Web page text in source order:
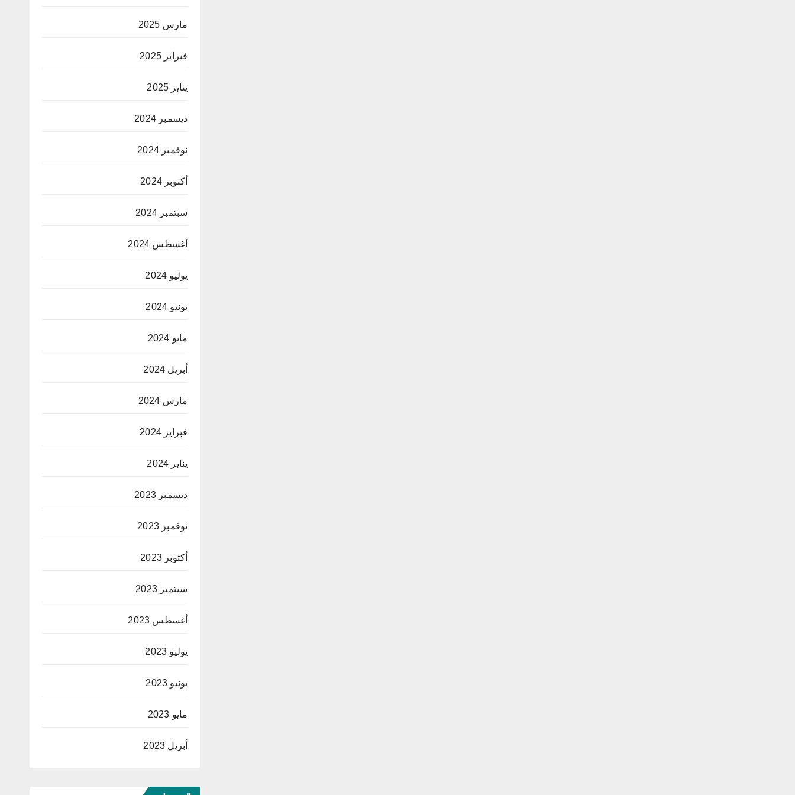
مارس 2025
فبراير 2025
يناير 2025
ديسمبر 2024
نوفمبر 2024
أكتوبر 2024
سبتمبر 2024
أغسطس 2024
يوليو 2024
يونيو 2024
مايو 2024
أبريل 2024
مارس 2024
فبراير 2024
يناير 2024
ديسمبر 2023
نوفمبر 2023
أكتوبر 2023
سبتمبر 2023
أغسطس 2023
يوليو 2023
يونيو 2023
مايو 2023
أبريل 2023